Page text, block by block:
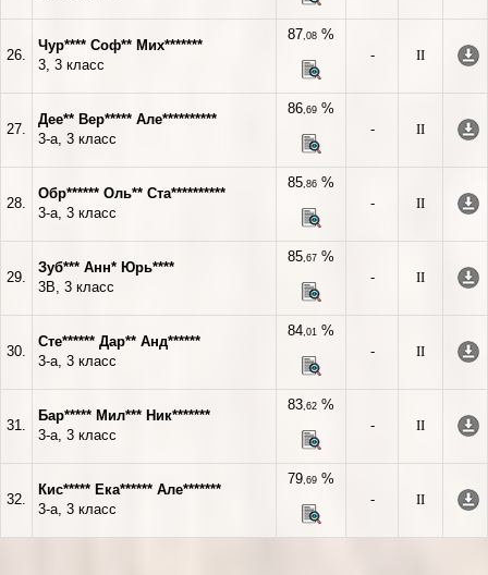
26.
Чур**** Соф** Мих*******
3, 3 класс
87,08 %
-
II
27.
Дее** Вер***** Але**********
3-а, 3 класс
86,69 %
-
II
28.
Обр****** Оль** Ста**********
3-а, 3 класс
85,86 %
-
II
29.
Зуб*** Анн* Юрь****
3В, 3 класс
85,67 %
-
II
30.
Сте****** Дар** Анд******
3-а, 3 класс
84,01 %
-
II
31.
Бар***** Мил*** Ник*******
3-а, 3 класс
83,62 %
-
II
32.
Кис***** Ека****** Але*******
3-а, 3 класс
79,69 %
-
II